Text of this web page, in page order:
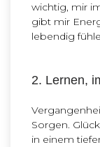
wichtig, mir
gibt mir
lebendig
2. Lernen,
Sorgen.
in einem